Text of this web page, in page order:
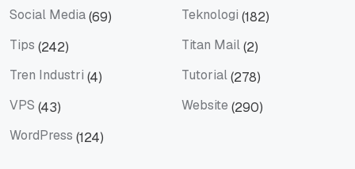
Social Media(69) Teknologi (182)
Tips (242) Titan Mail(2)
Tren Industri (4) Tutorial(278)
VPS (43) Website (290)
WordPress (124)